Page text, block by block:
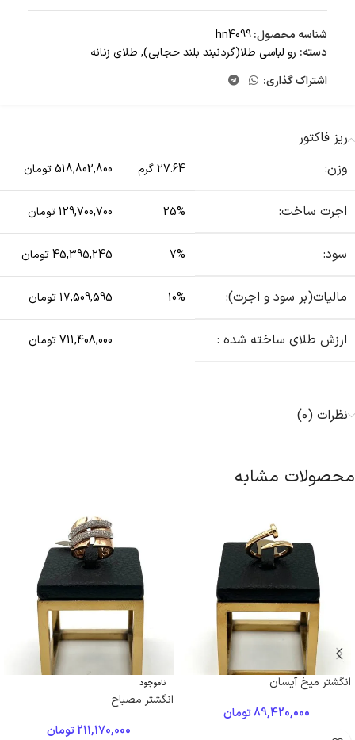
شناسه محصول:hn4099
دسته: رو لباسی طلا(گردنبند بلند حجابی), طلای زنانه
اشتراک گذاری:
ریز فاکتور
وزن:
27.64 گرم 518,802,800 تومان
اجرت ساخت: 25% 129,700,700 تومان
سود: 7% 45,395,245 تومان
مالیات(بر سود و اجرت): 10% 17,509,595 تومان
ارزش طلای ساخته شده : 711,408,000 تومان
نظرات (0)
محصولات مشابه
انگشتر میخ آیسان
89,420,000تومان
ناموجود
انگشتر مصباح
211,170,000تومان